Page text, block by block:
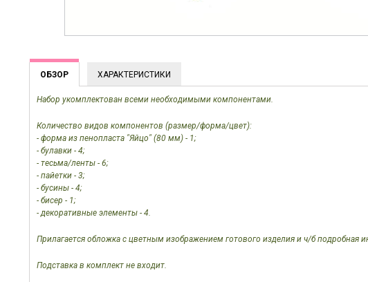
ОБЗОР ХАРАКТЕРИСТИКИ
Набор укомплектован всеми необходимыми компонентами.
Количество видов компонентов (размер/форма/цвет):
- форма из пенопласта "Яйцо" (80 мм) - 1;
- булавки - 4;
- тесьма/ленты - 6;
- пайетки - 3;
- бусины - 4;
- бисер - 1;
- декоративные элементы - 4.
Прилагается обложка с цветным изображением готового изделия и ч/б подробная
Подставка в комплект не входит.